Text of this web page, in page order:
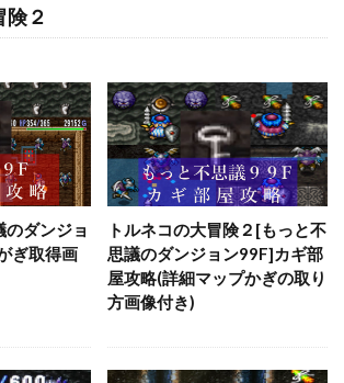
険２
のダンジョ
ぎ取得画
トルネコの大冒険２[もっと不
思議のダンジョン99F]カギ部
屋攻略(詳細マップかぎの取り
方画像付き)